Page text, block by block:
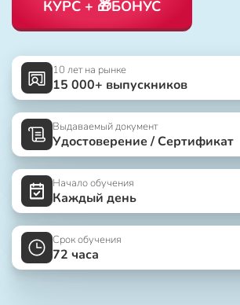
КУРС + 🎁БОНУС
10 лет на рынке
15 000+ выпускников
Выдаваемый документ
Удостоверение / Сертификат
Начало обучения
Каждый день
Срок обучения
72 часа